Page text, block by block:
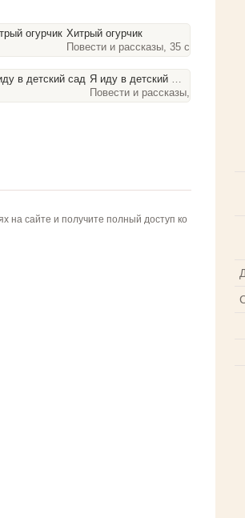
слайда
Хитрый огурчик
Повести и рассказы, 35 слайдов
Я иду в детский сад
Повести и рассказы, 39 слайдов
на сайте и получите полный доступ ко